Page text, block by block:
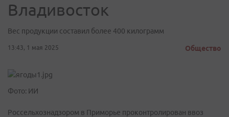
Владивосток
Вес продукции составил более 400 килограмм
13:43, 1 мая 2025 Общество
Фото: ИИ
Россельхознадзором в Приморье проконтролирован ввоз